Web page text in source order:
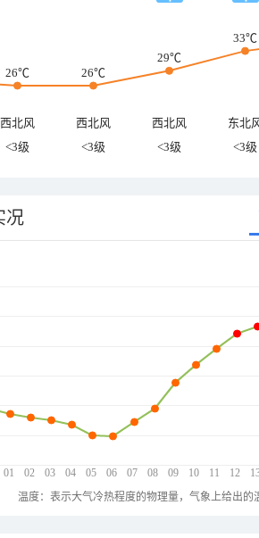
26℃ 26℃
29℃
33℃
西北风 西北风 西北风
东北
<3级 <3级 <3级 <3级
况
01 02 03 04 05 06 07 08 09 10 11 12
温度：表示大气冷热程度的物理量，气象上给出